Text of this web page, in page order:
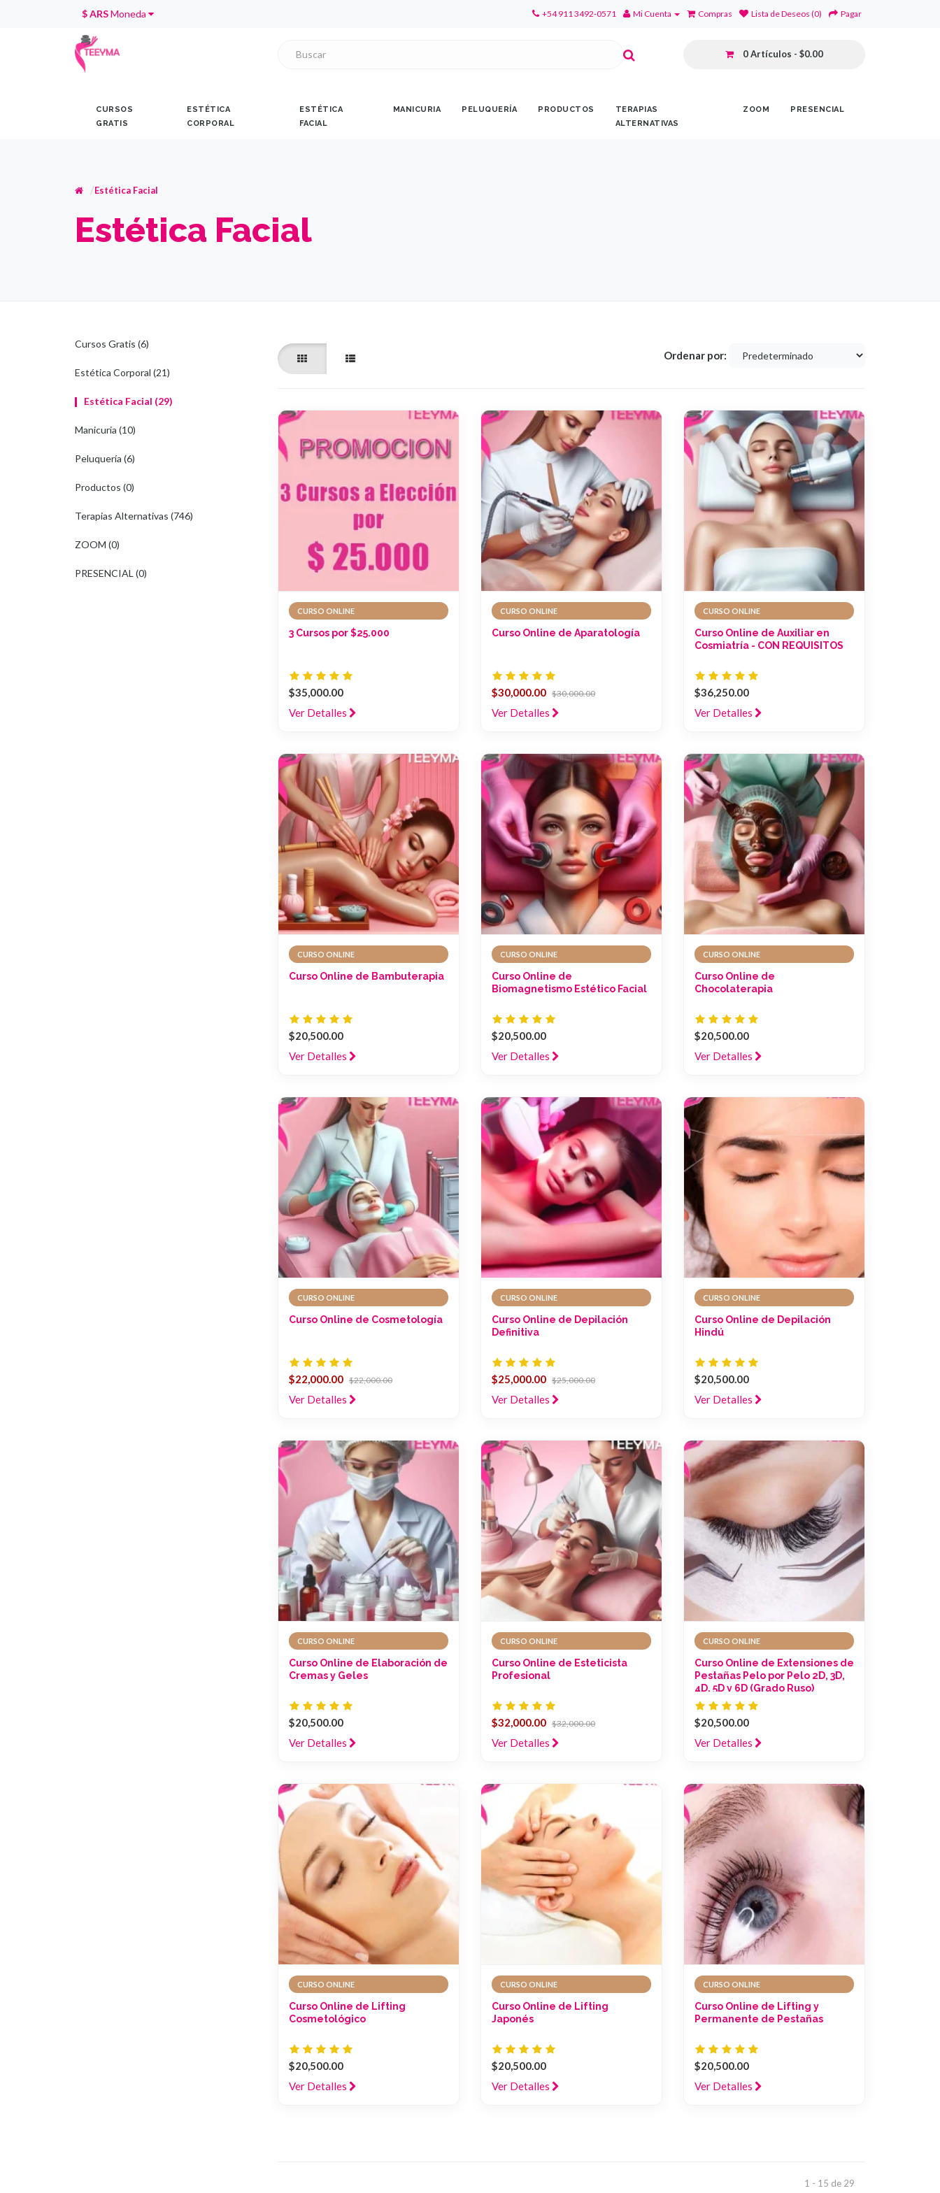
$ ARSMoneda +54 911 3492-0571 Mi Cuenta Compras Lista de Deseos (0) Pagar
0 Artículos - $0.00
CURSOS
GRATIS
ESTÉTICA
CORPORAL
ESTÉTICA
FACIAL
MANICURIA PELUQUERÍA PRODUCTOS
TERAPIAS
ALTERNATIVAS
ZOOM PRESENCIAL
Estética Facial
Estética Facial
Cursos Gratis (6)
Estética Corporal (21)
Estética Facial (29)
Manicuria (10)
Peluquería (6)
Productos (0)
Terapias Alternativas (746)
ZOOM (0)
PRESENCIAL (0)
Ordenar por:
CURSO ONLINE
3 Cursos por $25.000
$35,000.00
Ver Detalles
CURSO ONLINE
Curso Online de Aparatología
$30,000.00 $30,000.00
Ver Detalles
CURSO ONLINE
Curso Online de Auxiliar en
Cosmiatría - CON REQUISITOS
$36,250.00
Ver Detalles
CURSO ONLINE
Curso Online de Bambuterapia
$20,500.00
Ver Detalles
CURSO ONLINE
Curso Online de
Biomagnetismo Estético Facial
$20,500.00
Ver Detalles
CURSO ONLINE
Curso Online de
Chocolaterapia
$20,500.00
Ver Detalles
CURSO ONLINE
Curso Online de Cosmetología
$22,000.00 $22,000.00
Ver Detalles
CURSO ONLINE
Curso Online de Depilación
Definitiva
$25,000.00 $25,000.00
Ver Detalles
CURSO ONLINE
Curso Online de Depilación
Hindú
$20,500.00
Ver Detalles
CURSO ONLINE
Curso Online de Elaboración de
Cremas y Geles
$20,500.00
Ver Detalles
CURSO ONLINE
Curso Online de Esteticista
Profesional
$32,000.00 $32,000.00
Ver Detalles
CURSO ONLINE
Curso Online de Extensiones de
Pestañas Pelo por Pelo 2D, 3D,
4D, 5D y 6D (Grado Ruso)
$20,500.00
Ver Detalles
CURSO ONLINE
Curso Online de Lifting
Cosmetológico
$20,500.00
Ver Detalles
CURSO ONLINE
Curso Online de Lifting
Japonés
$20,500.00
Ver Detalles
CURSO ONLINE
Curso Online de Lifting y
Permanente de Pestañas
$20,500.00
Ver Detalles
1 - 15 de 29